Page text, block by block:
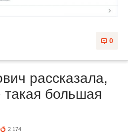
0
рассказала,
такая большая
2 174